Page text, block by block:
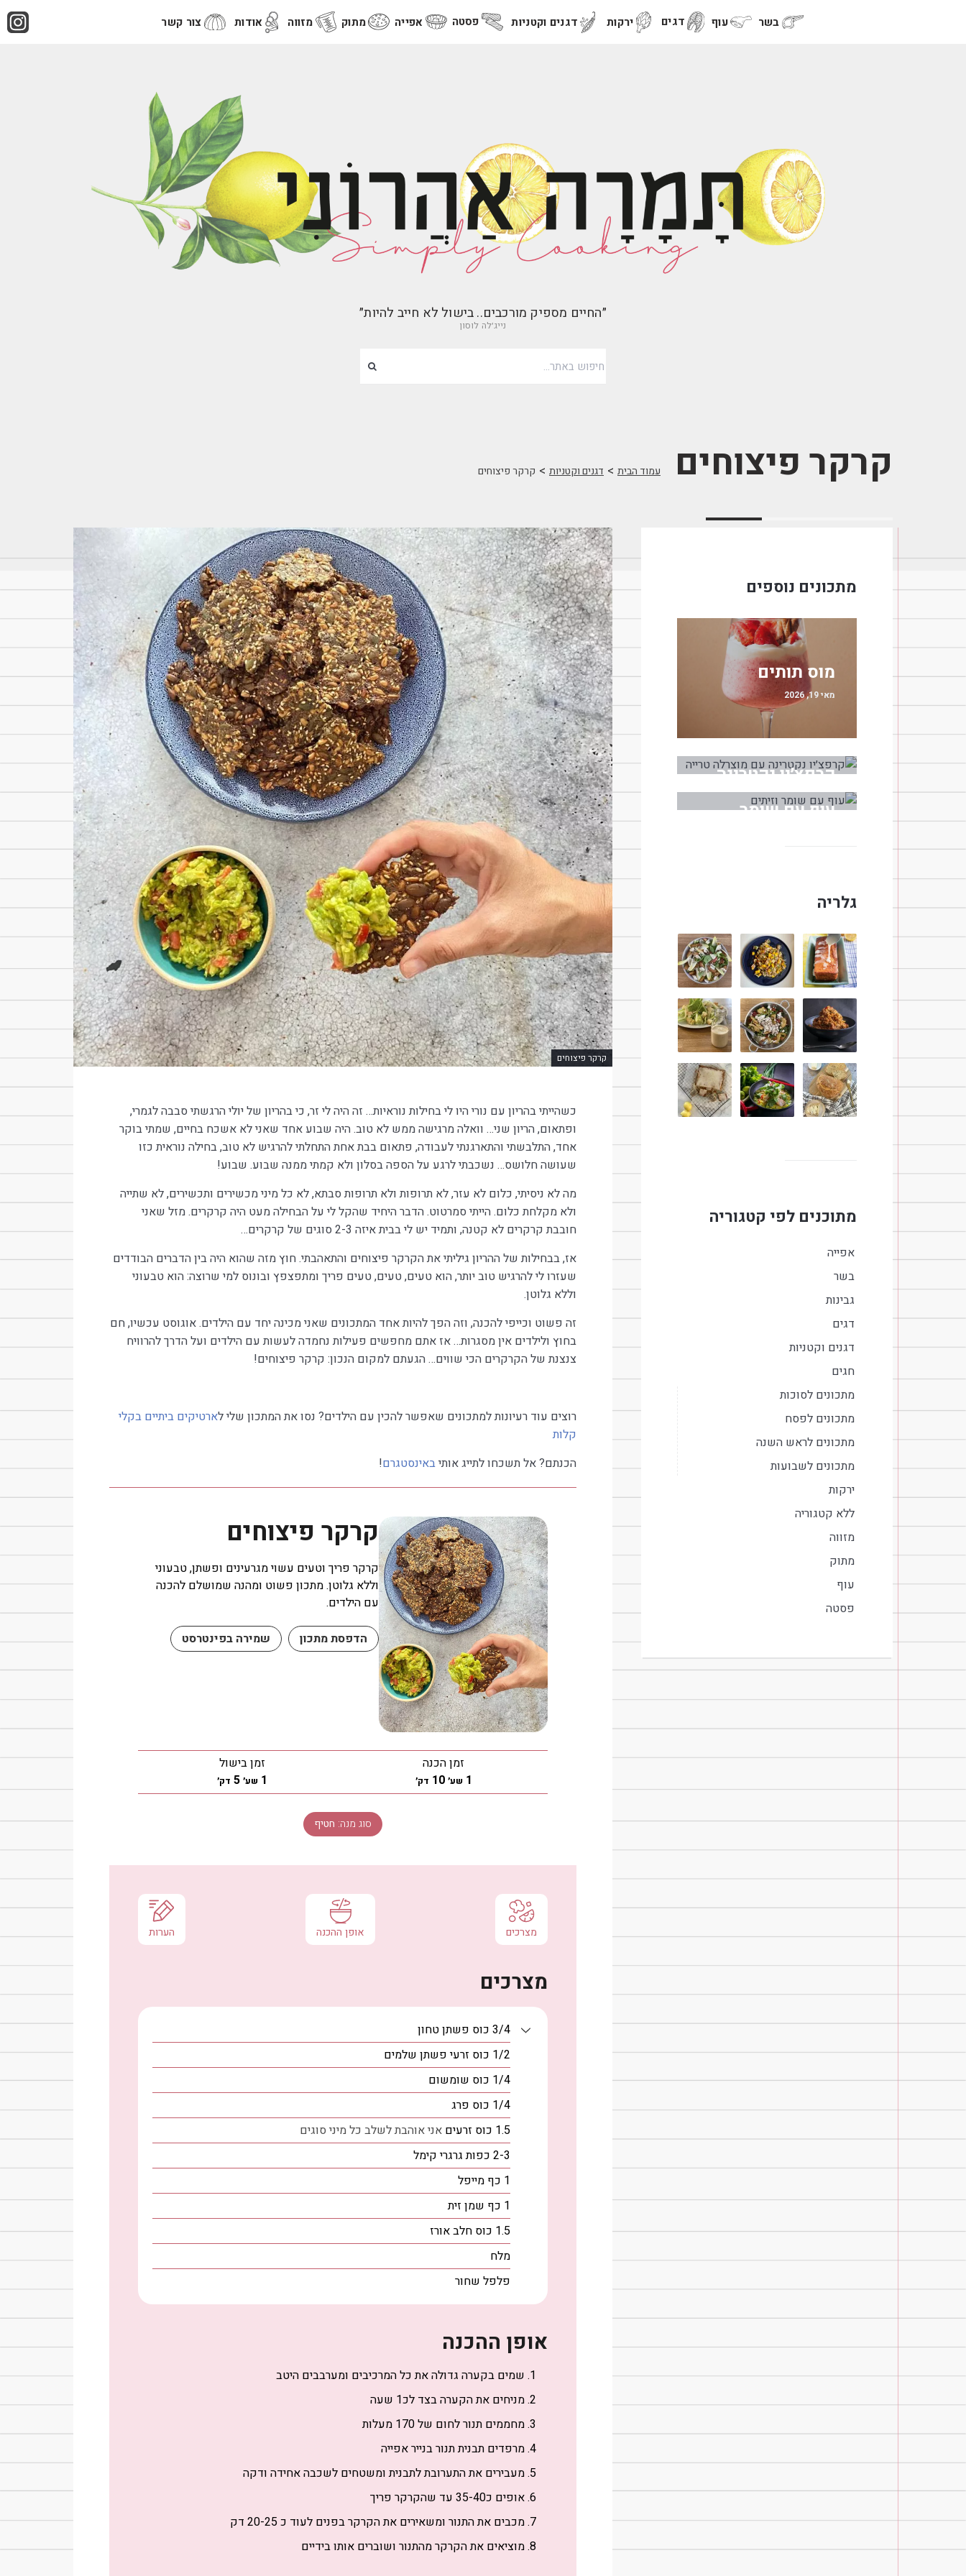
בשר עוף דגים ירקות דגנים וקטניות פסטה אפייה מתוק מזווה אודות צור קשר
״החיים מספיק מורכבים.. בישול לא חייב להיות״
נייג׳לה לוסון
קרקר פיצוחים עמוד הבית > דגנים וקטניות > קרקר פיצוחים
קרקר פיצוחים
כשהייתי בהריון עם נורי היו לי בחילות נוראיות… זה היה לי זר, כי בהריון של יולי הרגשתי סבבה לגמרי,
ופתאום, הריון שני… וואלה מרגישה ממש לא טוב. היה שבוע אחד שאני לא אשכח בחיים, שמתי בוקר
אחד, התלבשתי והתארגנתי לעבודה, פתאום בבת אחת התחלתי להרגיש לא טוב, בחילה נוראית כזו
שעושה חלושס… נשכבתי לרגע על הספה בסלון ולא קמתי ממנה שבוע. שבוע!
מה לא ניסיתי, כלום לא עזר, לא תרופות ולא תרופות סבתא, לא כל מיני מכשירים ותכשירים, לא שתייה
ולא מקלחת כלום. הייתי סמרטוט. הדבר היחיד שהקל לי על הבחילה מעט היה קרקרים. מזל שאני
חובבת קרקרים לא קטנה, ותמיד יש לי בבית איזה 2-3 סוגים של קרקרים…
אז, בבחילות של ההריון גיליתי את הקרקר פיצוחים והתאהבתי. חוץ מזה שהוא היה בין הדברים הבודדים
שעזרו לי להרגיש טוב יותר, הוא טעים, טעים, טעים פריך ומתפצפץ ובונוס למי שרוצה: הוא טבעוני
וללא גלוטן.
זה פשוט וכייפי להכנה, וזה הפך להיות אחד המתכונים שאני מכינה יחד עם הילדים. אוגוסט עכשיו, חם
בחוץ ולילדים אין מסגרות… אז אתם מחפשים פעילות נחמדה לעשות עם הילדים ועל הדרך להרוויח
צנצנת של הקרקרים הכי שווים… הגעתם למקום הנכון: קרקר פיצוחים!
רוצים עוד רעיונות למתכונים שאפשר להכין עם הילדים? נסו את המתכון שלי לארטיקים ביתיים בקלי
קלות
הכנתם? אל תשכחו לתייג אותיבאינסטגרם!
קרקר פיצוחים
קרקר פריך וטעים עשוי מגרעינים ופשתן, טבעוני
וללא גלוטן. מתכון פשוט ומהנה שמושלם להכנה
עם הילדים.
הדפסת מתכון שמירה בפינטרסט
זמן הכנה
1 שעה
שע׳ 10 דקות
דק׳
זמן בישול
1 שעה
שע׳ 5דקות
דק׳
סוג מנה: חטיף
מצרכים אופן ההכנה הערות
מצרכים
3/4 כוס פשתן טחון
1/2 כוס זרעי פשתן שלמים
1/4 כוס שומשום
1/4 כוס פרג
1.5 כוס זרעים אני אוהבת לשלב כל מיני סוגים
2-3 כפות גרגרי קימל
1 כף מייפל
1 כף שמן זית
1.5 כוס חלב אורז
מלח
פלפל שחור
אופן ההכנה
שמים בקערה גדולה את כל המרכיבים ומערבבים היטב
מניחים את הקערה בצד לכ1 שעה
מחממים תנור לחום של 170 מעלות
מרפדים תבנית תנור בנייר אפייה
מעבירים את התערובת לתבנית ומשטחים לשכבה אחידה ודקה
אופים כ35-40 עד שהקרקר פריך
מכבים את התנור ומשאירים את הקרקר בפנים לעוד כ 20-25 דק
מוציאים את הקרקר מהתנור ושוברים אותו בידיים
מתכונים נוספים
מוס תותים
מאי 19, 2026
קרפצ׳יו נקטרינה
עם מוצרלה טרייה
עוף עם שומר
גלריה
מתוכנים לפי קטגוריה
אפייה
בשר
גבינות
דגים
דגנים וקטניות
חגים
מתכונים לסוכות
מתכונים לפסח
מתכונים לראש השנה
מתכונים לשבועות
ירקות
ללא קטגוריה
מזווה
מתוק
עוף
פסטה